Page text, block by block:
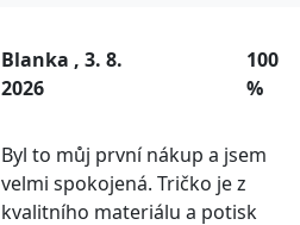
Blanka , 3. 8.
2026
100
%
Byl to můj první nákup a jsem
velmi spokojená. Tričko je z
kvalitního materiálu a potisk